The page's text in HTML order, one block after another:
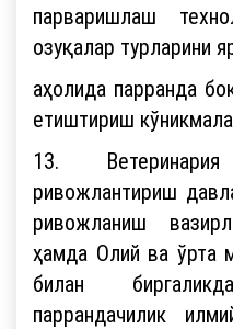
парваришлаш
озуқалар турларини
аҳолида парранда
етиштириш
13.
ривожлантириш
ривожланиш
ҳамда Олий ва ўрта
билан
паррандачилик